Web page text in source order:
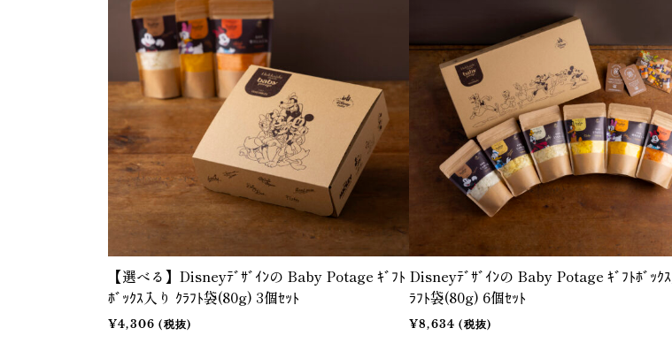
【選べる】Disneyﾃﾞｻﾞｲﾝの Baby Potage ｷﾞﾌﾄ
ﾎﾞｯｸｽ入り ｸﾗﾌﾄ袋(80g) 3個ｾｯﾄ
¥4,306 (税抜)
Disneyﾃﾞｻﾞｲﾝの Baby Potage ｷﾞﾌﾄﾎﾞｯｸ
ﾗﾌﾄ袋(80g) 6個ｾｯﾄ
¥8,634 (税抜)